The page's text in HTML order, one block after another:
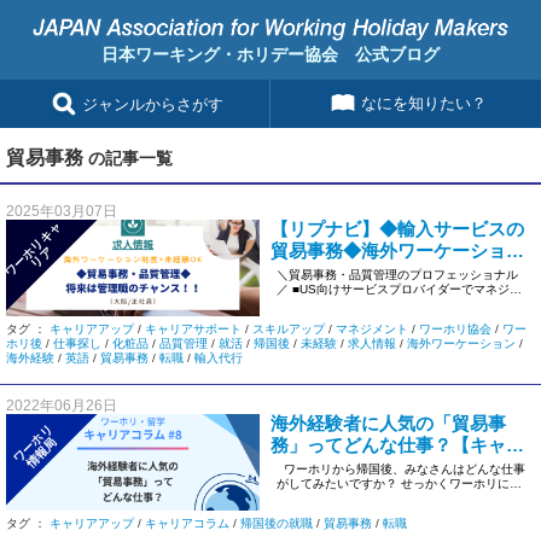
日本ワーキング・ホリデー協会 公式ブログ
ジャンルからさがす なにを知りたい？
貿易事務 の記事一覧
2025年03月07日
ワ
ー
ホ
リ
キ
ャ
リ
ア
【リプナビ】◆輸入サービスの
貿易事務◆海外ワーケーション
制度あり◎未経験OK＜大阪/正
社員＞#851
＼貿易事務・品質管理のプロフェッショナル
／ ■US向けサービスプロバイダーでマネジメ
タグ ： キャリアアップ/ キャリアサポート / スキルアップ/ マネジメント / ワーホリ協会 / ワー
ホリ後 / 仕事探し / 化粧品 / 品質管理 / 就活 / 帰国後 / 未経験 / 求人情報 / 海外ワーケーション /
海外経験 / 英語 / 貿易事務 / 転職 / 輸入代行
2022年06月26日
ワーホリ
情報局
海外経験者に人気の「貿易事
務」ってどんな仕事？【キャリ
アコラム＃08】
ワーホリから帰国後、みなさんはどんな仕事
がしてみたいですか？ せっかくワーホリに行
タグ ： キャリアアップ/ キャリアコラム / 帰国後の就職 / 貿易事務 / 転職